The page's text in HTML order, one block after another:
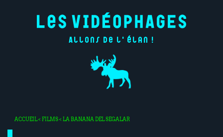
Allons de l'élan !
ACCUEIL< FILMS< LA BANANA DEL SEGALAR